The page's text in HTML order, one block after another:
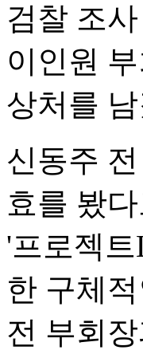
검찰 조
이인원
상처를
신동주
효를 봤
'프로젝
한 구체
전 부회